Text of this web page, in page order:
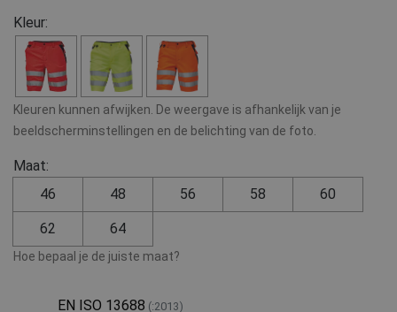
Kleur:
Kleuren kunnen afwijken. De weergave is afhankelijk van je
beeldscherminstellingen en de belichting van de foto.
Maat:
46
48 56 58 60
62 64
Hoe bepaal je de juiste maat?
EN ISO 13688 (:2013)